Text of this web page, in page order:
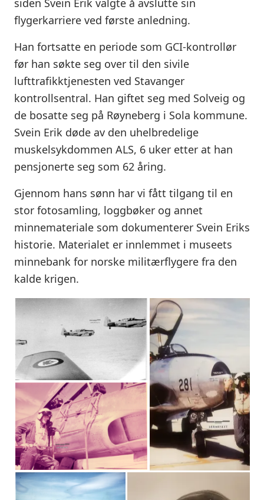
siden Svein Erik valgte å avslutte sin
flygerkarriere ved første anledning.
Han fortsatte en periode som GCI-kontrollør
før han søkte seg over til den sivile
lufttrafikktjenesten ved Stavanger
kontrollsentral. Han giftet seg med Solveig og
de bosatte seg på Røyneberg i Sola kommune.
Svein Erik døde av den uhelbredelige
muskelsykdommen ALS, 6 uker etter at han
pensjonerte seg som 62 åring.
Gjennom hans sønn har vi fått tilgang til en
stor fotosamling, loggbøker og annet
minnemateriale som dokumenterer Svein Eriks
historie. Materialet er innlemmet i museets
minnebank for norske militærflygere fra den
kalde krigen.